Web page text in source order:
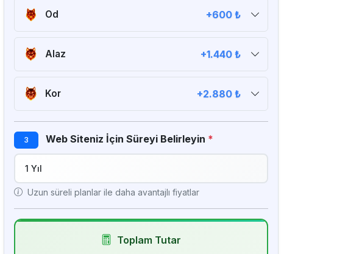
Od +600 ₺
20 GB SSD
Sınırsız Trafik
2 Core İşlemci
Alaz +1.440 ₺
50 GB SSD
Sınırsız Trafik
4 Core İşlemci
Kor +2.880 ₺
Sınırsız SSD
Sınırsız Trafik
SSL Sertifikası
Günlük Yedekleme
3 Web Siteniz İçin Süreyi Belirleyin *
Uzun süreli planlar ile daha avantajlı fiyatlar
Toplam Tutar